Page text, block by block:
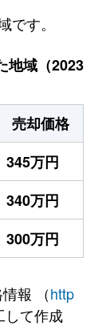
す。
地域（2023
売却価格
345万円
340万円
300万円
報 （http
して作成